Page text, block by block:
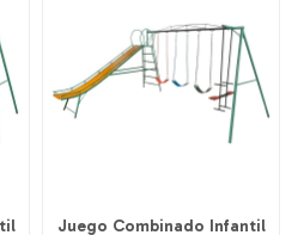
Juego Combinado Infantil